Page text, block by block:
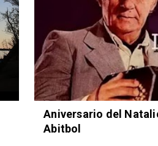
Aniversario del
Abitbol